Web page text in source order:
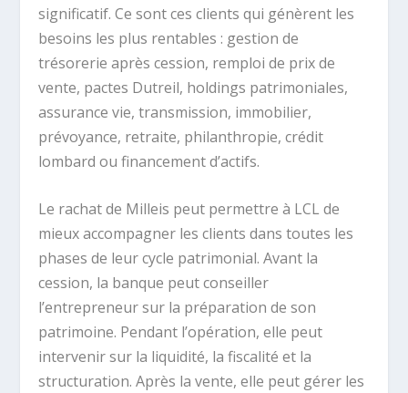
significatif. Ce sont ces clients qui génèrent les
besoins les plus rentables : gestion de
trésorerie après cession, remploi de prix de
vente, pactes Dutreil, holdings patrimoniales,
assurance vie, transmission, immobilier,
prévoyance, retraite, philanthropie, crédit
lombard ou financement d’actifs.
Le rachat de Milleis peut permettre à LCL de
mieux accompagner les clients dans toutes les
phases de leur cycle patrimonial. Avant la
cession, la banque peut conseiller
l’entrepreneur sur la préparation de son
patrimoine. Pendant l’opération, elle peut
intervenir sur la liquidité, la fiscalité et la
structuration. Après la vente, elle peut gérer les